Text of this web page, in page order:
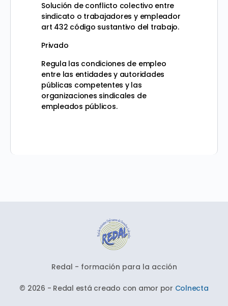
Solución de conflicto colectivo entre
sindicato o trabajadores y empleador
art 432 código sustantivo del trabajo.
Privado
Regula las condiciones de empleo
entre las entidades y autoridades
públicas competentes y las
organizaciones sindicales de
empleados públicos.
Redal - formación para la acción
© 2026 - Redal está creado con amor por Colnecta